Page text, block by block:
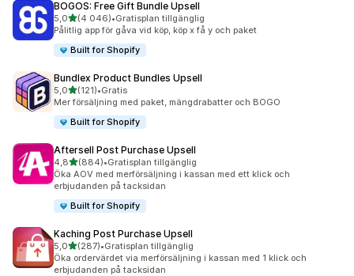
BOGOS: Free Gift Bundle Upsell
5,0av 5 stjärnor
(4 046)
4046 recensioner totalt
•Gratisplan tillgänglig
Pålitlig app för gåva vid köp, köp x få y och paket
Built for Shopify
Bundlex Product Bundles Upsell
5,0av 5 stjärnor
(121)
121 recensioner totalt
•Gratis
Mer försäljning med paket, mängdrabatter och BOGO
Built for Shopify
Aftersell Post Purchase Upsell
4,8av 5 stjärnor
(884)
884 recensioner totalt
•Gratisplan tillgänglig
Öka AOV med merförsäljning i kassan med ett klick och
erbjudanden på tacksidan
Built for Shopify
Kaching Post Purchase Upsell
5,0av 5 stjärnor
(287)
287 recensioner totalt
•Gratisplan tillgänglig
Öka ordervärdet via merförsäljning i kassan med 1 klick och
erbjudanden på tacksidan